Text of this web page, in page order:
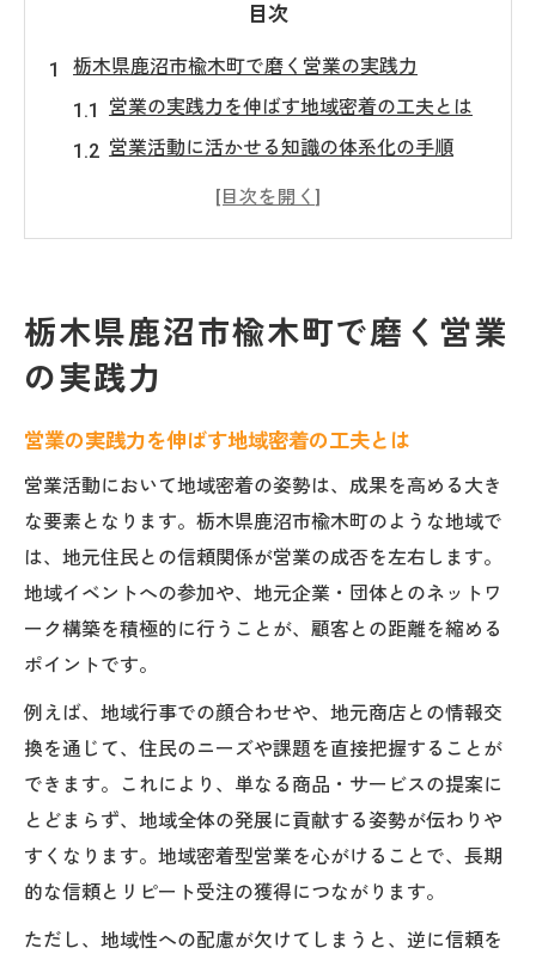
目次
栃木県鹿沼市楡木町で磨く営業の実践力
営業の実践力を伸ばす地域密着の工夫とは
営業活動に活かせる知識の体系化の手順
営業の現場で役立つ雑談力の鍛え方を解説
営業知識を現場で活かす秘訣を考察
営業知識を実務で活かすポイントを徹底解
は
営業職に必要な知識とスキルの身につけ方
現場で信頼を得る営業の習慣と心構えを知
る
営業の基礎知識を成果につなげる考え方
営業で差がつく基本行動と注意点の整理
営業現場で使える基礎スキルの磨き方
成果を出すための営業プロセスの全体像
営業職が知るべき基礎用語と実践ポイント
信頼を生む営業トークの磨き方とは
栃木県鹿沼市楡木町で磨く営業
の実践力
営業の実践力を伸ばす地域密着の工夫とは
営業活動において地域密着の姿勢は、成果を高める大き
な要素となります。栃木県鹿沼市楡木町のような地域で
は、地元住民との信頼関係が営業の成否を左右します。
地域イベントへの参加や、地元企業・団体とのネットワ
ーク構築を積極的に行うことが、顧客との距離を縮める
ポイントです。
例えば、地域行事での顔合わせや、地元商店との情報交
換を通じて、住民のニーズや課題を直接把握することが
できます。これにより、単なる商品・サービスの提案に
とどまらず、地域全体の発展に貢献する姿勢が伝わりや
すくなります。地域密着型営業を心がけることで、長期
的な信頼とリピート受注の獲得につながります。
ただし、地域性への配慮が欠けてしまうと、逆に信頼を